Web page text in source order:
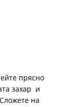
прясно
захар и
на